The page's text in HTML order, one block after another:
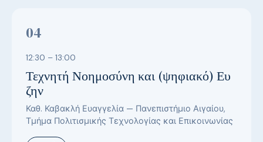
04
12:30 – 13:00
Τεχνητή Νοημοσύνη και (ψηφιακό) Ευ
ζην
Καθ. Καβακλή Ευαγγελία — Πανεπιστήμιο Αιγαίου,
Τμήμα Πολιτισμικής Τεχνολογίας και Επικοινωνίας